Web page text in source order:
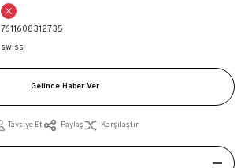
7611608312735
swiss
Gelince Haber Ver
Tavsiye Et Paylaş Karşılaştır